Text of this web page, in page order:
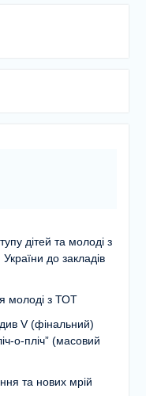
дітей та молоді з
до закладів
молоді з ТОТ
V (фінальний)
о-пліч” (масовий
та нових мрій